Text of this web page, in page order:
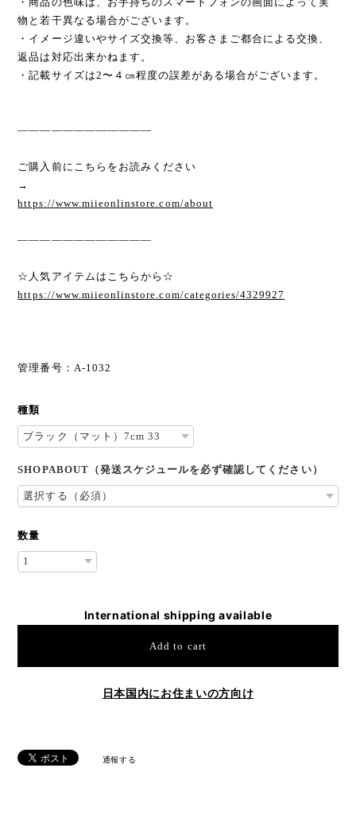
物と若干異なる場合がございます。
・イメージ違いやサイズ交換等、お客さまご都合による交換、
返品は対応出来かねます。
・記載サイズは2〜４㎝程度の誤差がある場合がございます。
————————————
ご購入前にこちらをお読みください
→
https://www.miieonlinstore.com/about
————————————
☆人気アイテムはこちらから☆
https://www.miieonlinstore.com/categories/4329927
管理番号：A-1032
種類
SHOPABOUT（発送スケジュールを必ず確認してください）
数量
International shipping available
Add to cart
日本国内にお住まいの方向け
通報する